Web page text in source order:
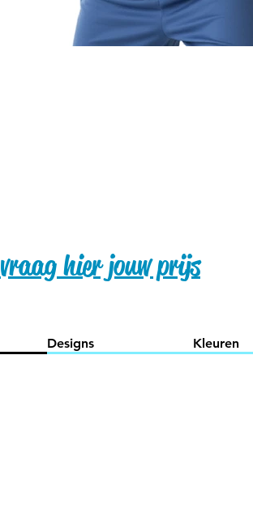
vraag hier jouw prijs
Designs Kleuren